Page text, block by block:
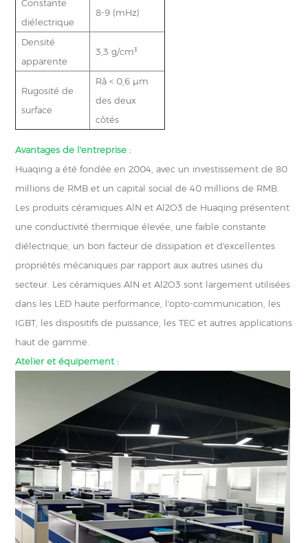
Constante
diélectrique
8-9 (mHz)
Densité
apparente
3,3 g/cm³
Rugosité de
surface
Râ < 0,6 μm
des deux
côtés
Avantages de l'entreprise :
Huaqing a été fondée en 2004, avec un investissement de 80
millions de RMB et un capital social de 40 millions de RMB.
Les produits céramiques AlN et Al2O3 de Huaqing présentent
une conductivité thermique élevée, une faible constante
diélectrique, un bon facteur de dissipation et d'excellentes
propriétés mécaniques par rapport aux autres usines du
secteur. Les céramiques AlN et Al2O3 sont largement utilisées
dans les LED haute performance, l'opto-communication, les
IGBT, les dispositifs de puissance, les TEC et autres applications
haut de gamme.
Atelier et équipement :